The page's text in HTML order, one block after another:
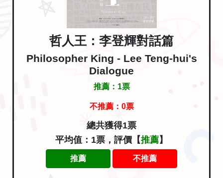
哲人王：李登輝對話篇
Philosopher King - Lee Teng-hui's
Dialogue
推薦： 1票
不推薦： 0票
總共獲得1票
平均值：1票，評價【推薦】
推薦 不推薦